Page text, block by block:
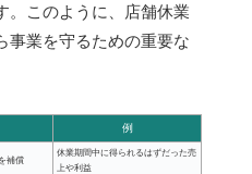
。このように、店舗休業
事業を守るための重要な
例
補償
休業期間中に得られるはずだった売
上や利益